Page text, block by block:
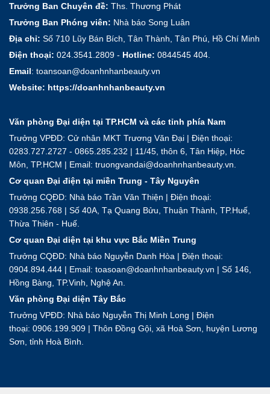
Trưởng Ban Chuyên đề: Ths. Thương Phát
Trưởng Ban Phóng viên: Nhà báo Song Luân
Địa chỉ: Số 710 Lũy Bán Bích, Tân Thành, Tân Phú, Hồ Chí Minh
Điện thoại: 024.3541.2809 - Hotline: 0844545 404.
Email: toansoan@doanhnhanbeauty.vn
Website: https://doanhnhanbeauty.vn
Văn phòng Đại diện tại TP.HCM và các tỉnh phía Nam
Trưởng VPĐD: Cử nhân MKT Trương Văn Đại | Điện thoại:
0283.727.2727 - 0865.285.232 | 11/45, thôn 6, Tân Hiệp, Hóc
Môn, TP.HCM | Email: truongvandai@doanhnhanbeauty.vn.
Cơ quan Đại điện tại miền Trung - Tây Nguyên
Trưởng CQĐD: Nhà báo Trần Văn Thiện | Điện thoại:
0938.256.768 | Số 40A, Tạ Quang Bửu, Thuận Thành, TP.Huế,
Thừa Thiên - Huế.
Cơ quan Đại diện tại khu vực Bắc Miền Trung
Trưởng CQĐD: Nhà báo Nguyễn Danh Hòa | Điện thoại:
0904.894.444 | Email: toasoan@doanhnhanbeauty.vn | Số 146,
Hồng Bàng, TP.Vinh, Nghệ An.
Văn phòng Đại diện Tây Bắc
Trưởng VPĐD: Nhà báo Nguyễn Thị Minh Long | Điện
thoại: 0906.199.909 | Thôn Đồng Gội, xã Hoà Sơn, huyện Lương
Sơn, tỉnh Hoà Bình.